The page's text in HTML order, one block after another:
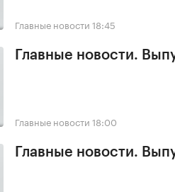
Главные новости 18:45
Главные новости.
Главные новости 18:00
Главные новости.